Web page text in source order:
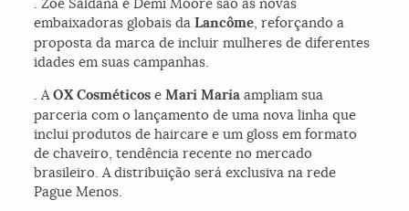
embaixadoras globais daLancôme, reforçando a
proposta da marca de incluir mulheres de diferentes
idades em suas campanhas.
. AOX Cosméticos eMari Maria ampliam sua
parceria com o lançamento de uma nova linha que
inclui produtos de haircare e um gloss em formato
de chaveiro, tendência recente no mercado
brasileiro. A distribuição será exclusiva na rede
Pague Menos.